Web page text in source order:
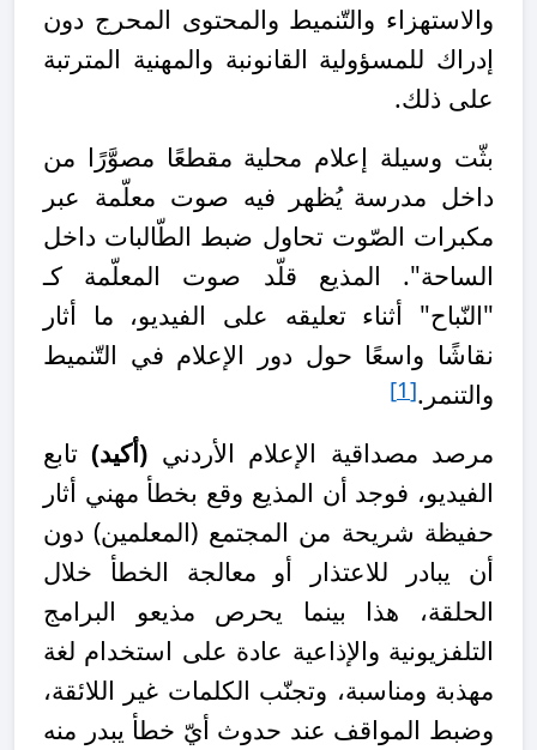
والاستهزاء والتّنميط والمحتوى المحرج دون
إدراك للمسؤولية القانونبة والمهنية المترتبة
على ذلك.
بثّت وسيلة إعلام محلية مقطعًا مصوَّرًا من
داخل مدرسة يُظهر فيه صوت معلّمة عبر
مكبرات الصّوت تحاول ضبط الطّالبات داخل
الساحة". المذيع قلّد صوت المعلّمة كـ
"النّباح" أثناء تعليقه على الفيديو، ما أثار
نقاشًا واسعًا حول دور الإعلام في التّنميط
والتنمر.[1]
مرصد مصداقية الإعلام الأردني (أكيد) تابع
الفيديو، فوجد أن المذيع وقع بخطأ مهني أثار
حفيظة شريحة من المجتمع (المعلمين) دون
أن يبادر للاعتذار أو معالجة الخطأ خلال
الحلقة، هذا بينما يحرص مذيعو البرامج
التلفزيونية والإذاعية عادة على استخدام لغة
مهذبة ومناسبة، وتجنّب الكلمات غير اللائقة،
وضبط المواقف عند حدوث أيّ خطأ يبدر منه